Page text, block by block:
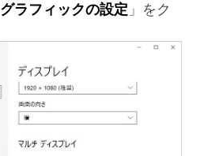
グラフィックの設定 」をク